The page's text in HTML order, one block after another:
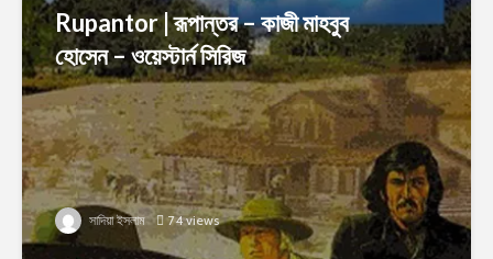
Rupantor | রূপান্তর – কাজী মাহবুব
হোসেন – ওয়েস্টার্ন সিরিজ
সাদিয়া ইসলাম 74 views